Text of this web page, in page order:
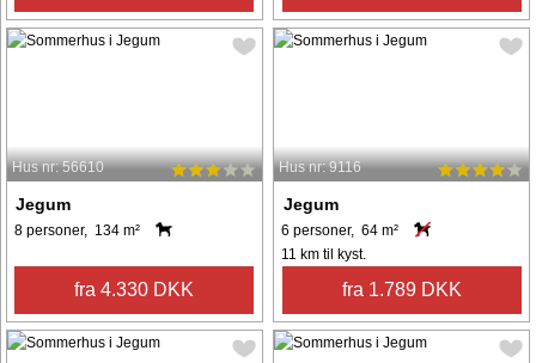
Hus nr: 56610
Jegum
8 personer, 134 m²
fra 4.330 DKK
Hus nr: 9116
Jegum
6 personer, 64 m²
11 km til kyst.
fra 1.789 DKK